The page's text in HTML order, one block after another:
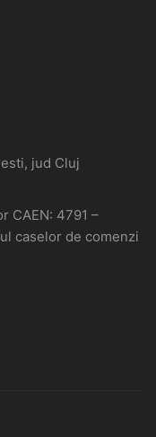
jud Cluj
CAEN: 4791 –
caselor de comenzi